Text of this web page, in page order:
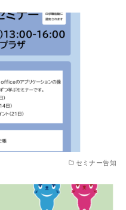
セミナー告知